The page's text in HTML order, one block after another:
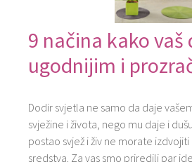
9 načina kako
ugodnijim i
Dodir svjetla ne samo da daje
svježine i života, nego mu daje i
postao svjež i živ ne morate
sredstva. Za vas smo priredili par